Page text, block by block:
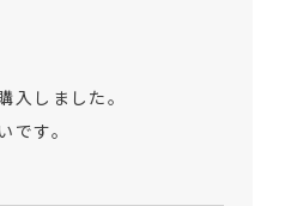
しました。
す。